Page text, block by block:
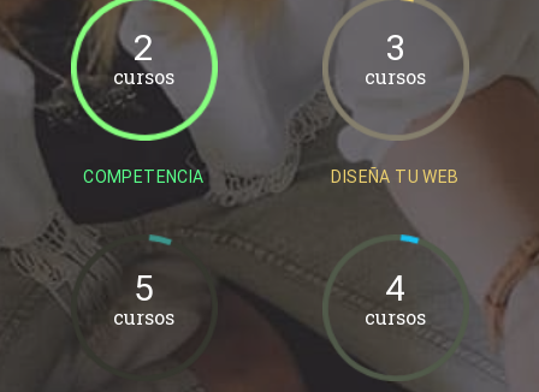
2
COMPETENCIA
cursos
3
DISEÑA TU WEB
cursos
5
cursos
4
cursos